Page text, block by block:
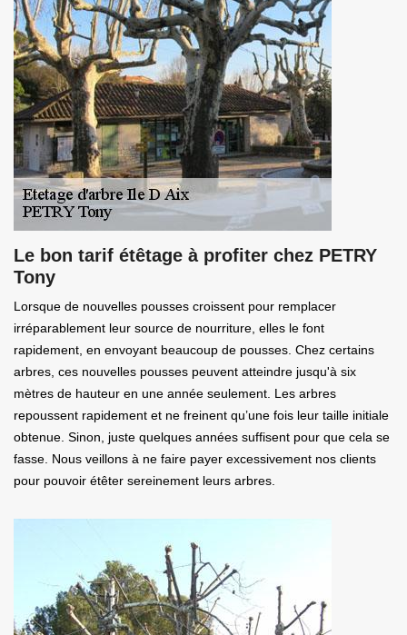
Le bon tarif étêtage à profiter chez PETRY
Tony
Lorsque de nouvelles pousses croissent pour remplacer
irréparablement leur source de nourriture, elles le font
rapidement, en envoyant beaucoup de pousses. Chez certains
arbres, ces nouvelles pousses peuvent atteindre jusqu'à six
mètres de hauteur en une année seulement. Les arbres
repoussent rapidement et ne freinent qu’une fois leur taille initiale
obtenue. Sinon, juste quelques années suffisent pour que cela se
fasse. Nous veillons à ne faire payer excessivement nos clients
pour pouvoir étêter sereinement leurs arbres.